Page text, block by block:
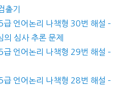
출기
언어논리 나책형 30번 해설 –
의 심사 추론 문제
언어논리 나책형 29번 해설 –
언어논리 나책형 28번 해설 –